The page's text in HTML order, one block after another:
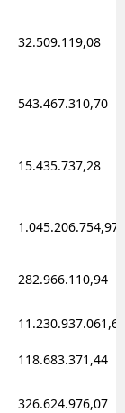
32.509.119,08
543.467.310,70
15.435.737,28
1.045.206.754,97
282.966.110,94
11.230.937.061,62
118.683.371,44
326.624.976,07